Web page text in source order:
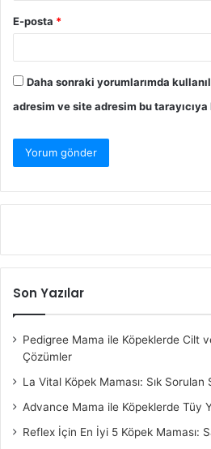
E-posta *
Daha sonraki yorumlarımda
adresim ve site adresim bu
Son Yazılar
Pedigree Mama ile Köpeklerde Cilt
Çözümler
La Vital Köpek Maması: Sık
Advance Mama ile Köpeklerde Tüy
Reflex İçin En İyi 5 Köpek Maması: